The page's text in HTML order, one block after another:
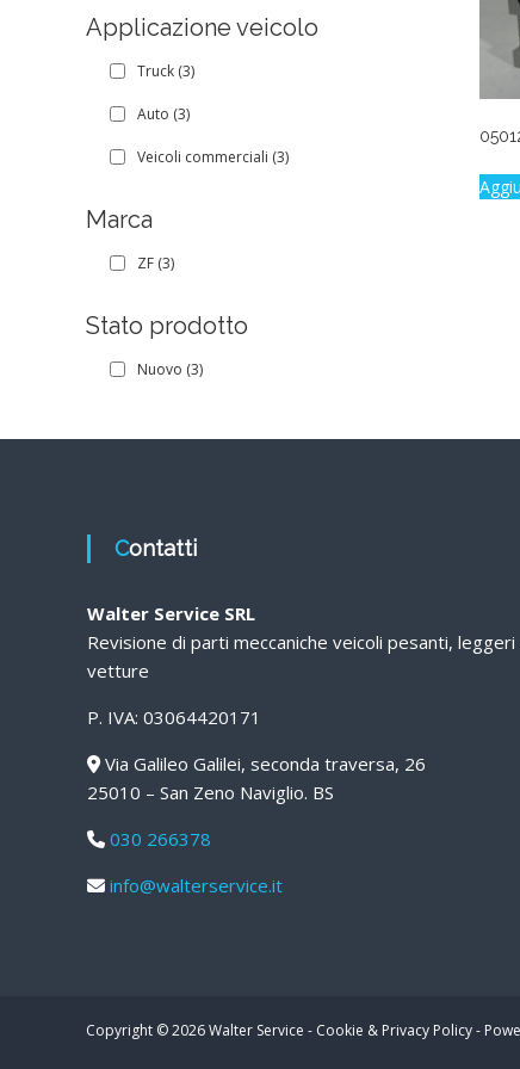
Applicazione veicolo
Truck (3)
Auto (3)
Veicoli commerciali (3)
Marca
ZF (3)
Stato prodotto
Nuovo (3)
Contatti
Walter Service SRL
Revisione di parti meccaniche veicoli pesanti, leggeri
vetture
P. IVA: 03064420171
Via Galileo Galilei, seconda traversa, 26
25010 – San Zeno Naviglio. BS
030 266378
info@walterservice.it
Copyright © 2026Walter Service - Cookie & Privacy Policy-